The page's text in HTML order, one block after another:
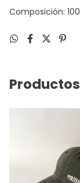
Composición: